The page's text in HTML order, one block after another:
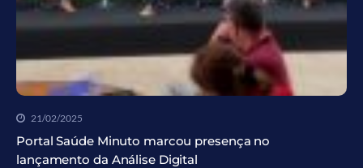
21/02/2025
Portal Saúde Minuto marcou presença no
lançamento da Análise Digital